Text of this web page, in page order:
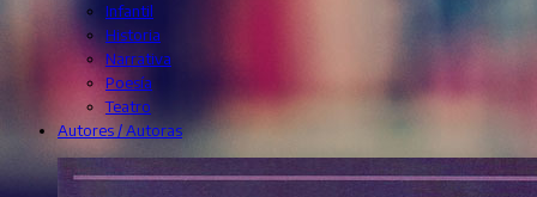
Infantil
Historia
Narrativa
Poesía
Teatro
Autores / Autoras